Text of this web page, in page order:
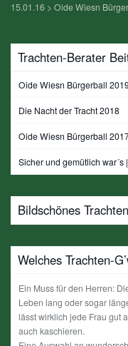
15.01.16 > Oide Wiesn
Trachten-Berater
Oide Wiesn Bürgerball
Die Nacht der Tracht 2018
Oide Wiesn Bürgerball
Sicher und gemütlich
Bildschönes
Welches Trachten-
Ein Muss für den Herren:
Leben lang oder sogar
lässt wirklich jede Frau gut
auch kaschieren.